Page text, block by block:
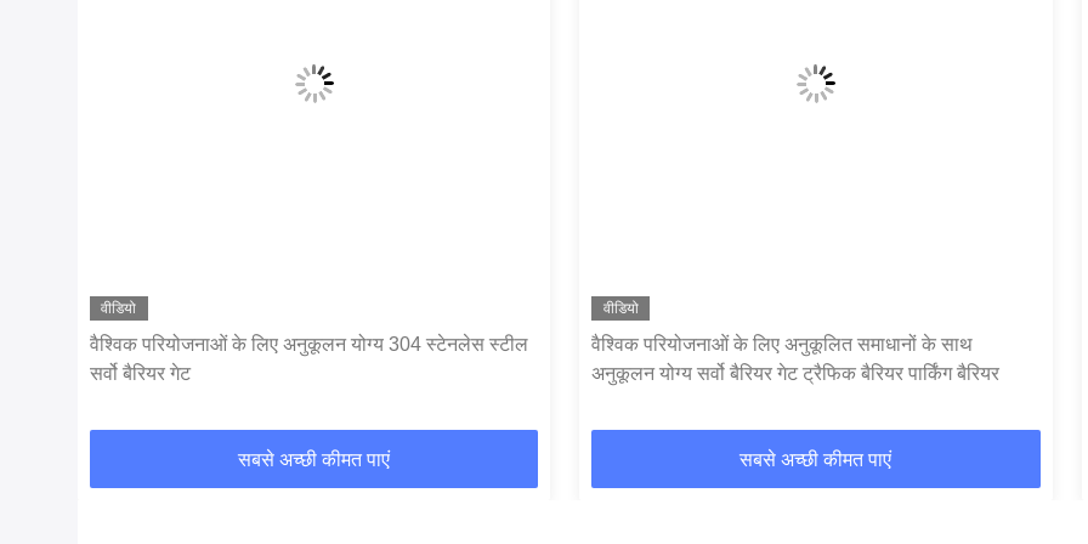
वीडियो
वैश्विक परियोजनाओं के लिए अनुकूलित समाधानों के साथ
अनुकूलन योग्य सर्वो बैरियर गेट ट्रैफिक बैरियर पार्किंग बैरियर
सबसे अच्छी कीमत पाएं
पार्किंग लॉट प्रणाली 1.5s-6s गति समायोज्य डीसी मोटर और 6
मीटर एल्यूमीनियम मिश्र धातु हाथ के साथ स्वचालित बाधा गेट
सबसे अच्छी कीमत पाएं